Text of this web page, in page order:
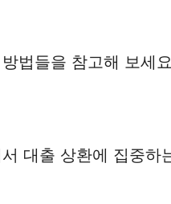
법들을 참고해 보세
대출 상환에 집중